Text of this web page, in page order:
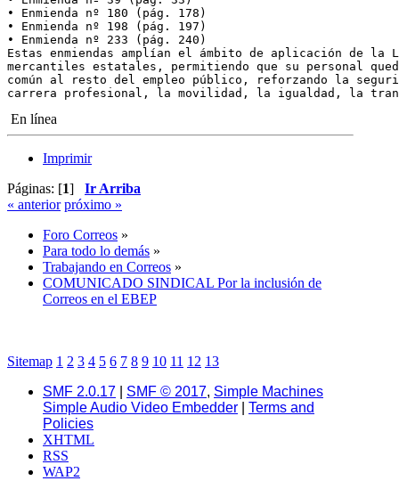
• Enmienda nº 180 (pág. 178)
• Enmienda nº 198 (pág. 197)
• Enmienda nº 233 (pág. 240)
Estas enmiendas amplían el ámbito de aplicación de
mercantiles estatales, permitiendo que su personal
común al resto del empleo público, reforzando la
carrera profesional, la movilidad, la igualdad, la
En línea
Imprimir
Páginas: [1] Ir Arriba
« anterior próximo »
Foro Correos »
Para todo lo demás »
Trabajando en Correos »
COMUNICADO SINDICAL Por la inclusión de
Correos en el EBEP
Sitemap 1 2 3 4 5 6 7 8 9 10 11 12 13
SMF 2.0.17
SMF © 2017, Simple Machines
Simple Audio Video Embedder
Terms and
Policies
XHTML
RSS
WAP2